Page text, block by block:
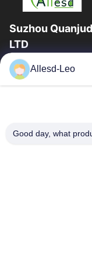
Suzhou
LTD
16years ervaring, als
ESD & Cleanroom
Huis
Allesd-Leo
Good day, what